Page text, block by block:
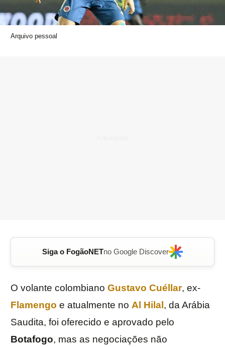
Arquivo pessoal
Siga o FogãoNETno Google Discover
O volante colombiano Gustavo Cuéllar, ex-
Flamengo e atualmente no Al Hilal , da Arábia
Saudita, foi oferecido e aprovado pelo
Botafogo, mas as negociações não